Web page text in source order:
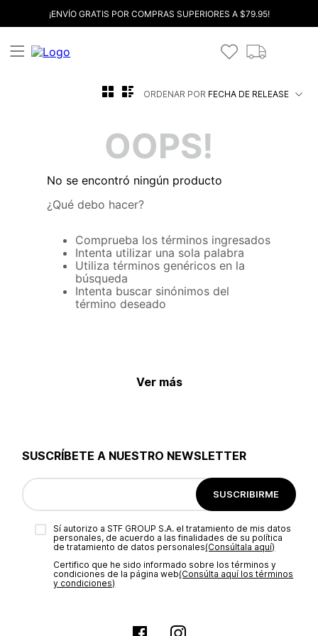
¡ENVÍO GRATIS POR COMPRAS SUPERIORES A $79.95!
ORDENAR POR FECHA DE RELEASE
OOPS!
No se encontró ningún producto
¿Qué debo hacer?
Comprueba los términos ingresados
Intenta utilizar una sola palabra
Utiliza términos genéricos en la
búsqueda
Intenta buscar sinónimos del
término deseado
Ver más
SUSCRÍBETE A NUESTRO NEWSLETTER
SUSCRIBIRME
Sí autorizo a STF GROUP S.A. el tratamiento de mis datos
personales, de acuerdo a las finalidades de su política
de tratamiento de datos personales‎(Consúltala aquí)
Certifico que he sido informado sobre los términos y
condiciones de la página web‎(Consúlta aquí los términos
y condiciones)